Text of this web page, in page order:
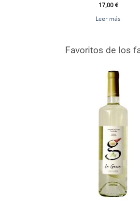
17,00€
Leer más
Favoritos de los